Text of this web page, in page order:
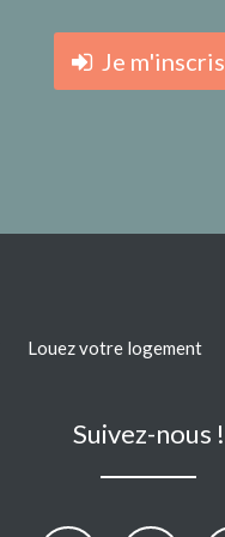
Je m'inscris
Louez votre logement
Suivez-nous !